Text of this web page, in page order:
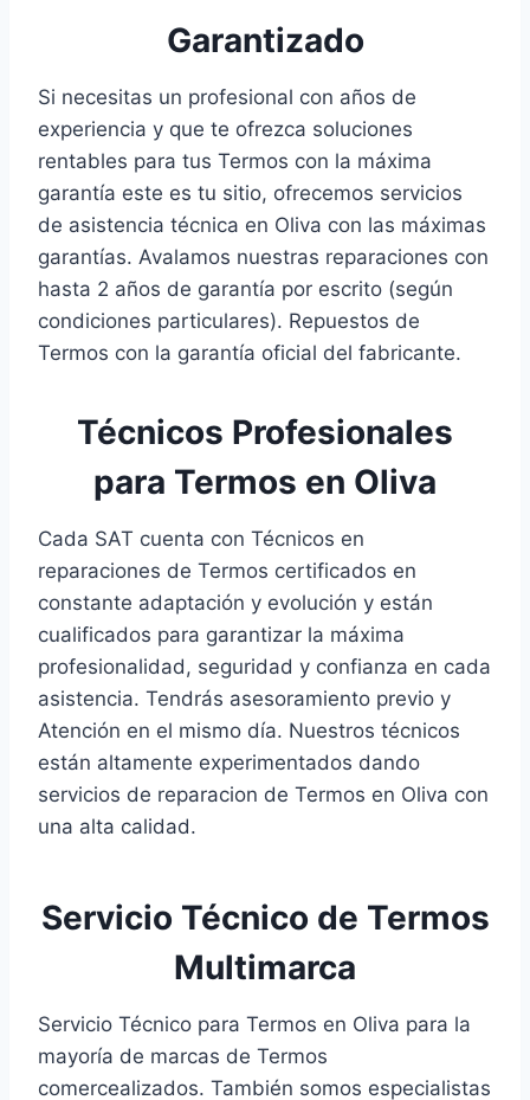
Garantizado
Si necesitas un profesional con años de
experiencia y que te ofrezca soluciones
rentables para tus Termos con la máxima
garantía este es tu sitio, ofrecemos servicios
de asistencia técnica en Oliva con las máximas
garantías. Avalamos nuestras reparaciones con
hasta 2 años de garantía por escrito (según
condiciones particulares). Repuestos de
Termos con la garantía oficial del fabricante.
Técnicos Profesionales
para Termos en Oliva
Cada SAT cuenta con Técnicos en
reparaciones de Termos certificados en
constante adaptación y evolución y están
cualificados para garantizar la máxima
profesionalidad, seguridad y confianza en cada
asistencia. Tendrás asesoramiento previo y
Atención en el mismo día. Nuestros técnicos
están altamente experimentados dando
servicios de reparacion de Termos en Oliva con
una alta calidad.
Servicio Técnico de Termos
Multimarca
Servicio Técnico para Termos en Oliva para la
mayoría de marcas de Termos
comercealizados. También somos especialistas